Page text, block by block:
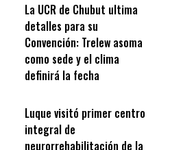
La UCR de Chubut ultima
detalles para su
Convención: Trelew asoma
como sede y el clima
definirá la fecha
Luque visitó primer centro
integral de
neurorrehabilitación de la